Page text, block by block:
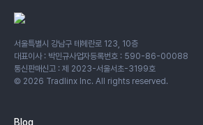
서울특별시 강남구 테헤란로 123, 10층
대표이사 : 박민규사업자등록번호 : 590-86-00088
통신판매신고 : 제 2023-서울서초-3199호
© 2026 Tradlinx Inc. All rights reserved.
Blog